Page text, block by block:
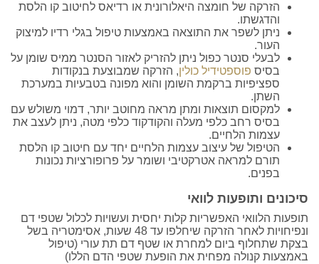
הזרקה של חומצה היאלורונית או רדיאס לחיטוב קו הלסת
והדגשתו.
ניתן לשפר את התוצאה באמצעות טיפול בגלי רדיו למיצוק
העור.
לבעלי סנטר כפול ניתן להזריק לאזור הסנטר ממיס שומן על
בסיס פוספטידיל כולין, הזרקה שמבוצעת בנקודות
ספציפיות ברקמת השומן והוא מפונה בטבעיות במערכת
השתן.
למקסום תוצאות ומתן מראה מחוטב יותר, דמוי משולש עם
בסיס רחב כלפי מעלה והקודקוד כלפי מטה, ניתן לעצב את
עצמות הלחיים.
הטיפול של עיצוב עצמות הלחיים יחד עם חיטוב קו הלסת
תורם למראה אטרקטיבי ושומר על פרופורציות נכונות
בפנים.
סיכונים ותופעות לוואי
תופעות הלוואי האפשריות קלות יחסית ועשויות לכלול שטפי דם
ונפיחויות לאחר הזרקה שיחלפו עד 48 שעות, אסימטריה בשל
בצקת שתחלוף ביום למחרת או שטף דם תת עורי (טיפול
באמצעות קנולה מפחית את הופעת שטפי הדם הללו)